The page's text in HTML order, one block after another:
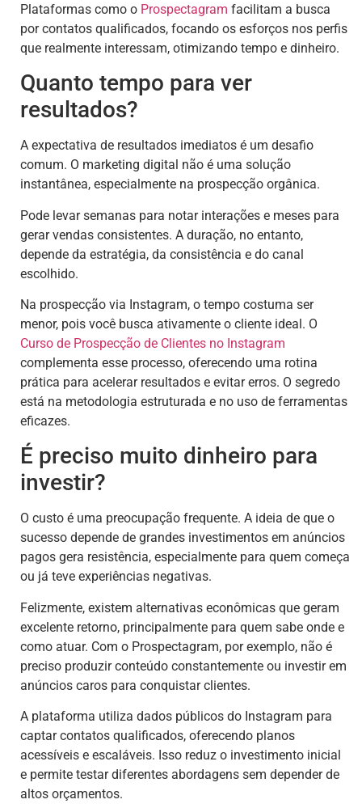
Plataformas como o Prospectagram facilitam a busca
por contatos qualificados, focando os esforços nos perfis
que realmente interessam, otimizando tempo e dinheiro.
Quanto tempo para ver
resultados?
A expectativa de resultados imediatos é um desafio
comum. O marketing digital não é uma solução
instantânea, especialmente na prospecção orgânica.
Pode levar semanas para notar interações e meses para
gerar vendas consistentes. A duração, no entanto,
depende da estratégia, da consistência e do canal
escolhido.
Na prospecção via Instagram, o tempo costuma ser
menor, pois você busca ativamente o cliente ideal. O
Curso de Prospecção de Clientes no Instagram
complementa esse processo, oferecendo uma rotina
prática para acelerar resultados e evitar erros. O segredo
está na metodologia estruturada e no uso de ferramentas
eficazes.
É preciso muito dinheiro para
investir?
O custo é uma preocupação frequente. A ideia de que o
sucesso depende de grandes investimentos em anúncios
pagos gera resistência, especialmente para quem começa
ou já teve experiências negativas.
Felizmente, existem alternativas econômicas que geram
excelente retorno, principalmente para quem sabe onde e
como atuar. Com o Prospectagram, por exemplo, não é
preciso produzir conteúdo constantemente ou investir em
anúncios caros para conquistar clientes.
A plataforma utiliza dados públicos do Instagram para
captar contatos qualificados, oferecendo planos
acessíveis e escaláveis. Isso reduz o investimento inicial
e permite testar diferentes abordagens sem depender de
altos orçamentos.